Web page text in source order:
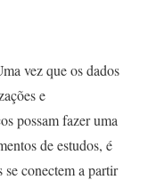
vez que os dados
e
possam fazer uma
de estudos, é
se conectem a partir